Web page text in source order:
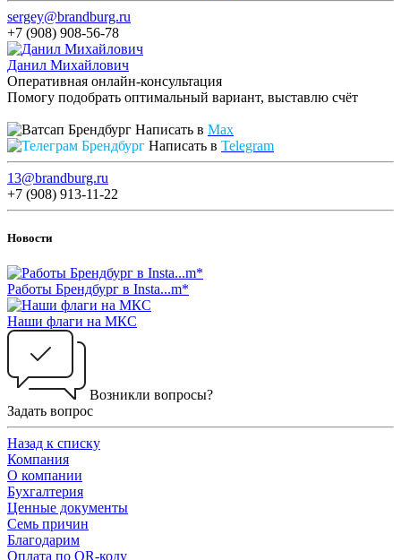
sergey@brandburg.ru
+7 (908) 908-56-78
Данил Михайлович
Оперативная онлайн-консультация
Помогу подобрать оптимальный вариант, выставлю счёт
Написать в Max
Написать в Telegram
13@brandburg.ru
+7 (908) 913-11-22
Новости
Работы Брендбург в Insta...m*
Наши флаги на МКС
Возникли вопросы?
Задать вопрос
Назад к списку
Компания
О компании
Бухгалтерия
Ценные документы
Семь причин
Благодарим
Оплата по QR-коду